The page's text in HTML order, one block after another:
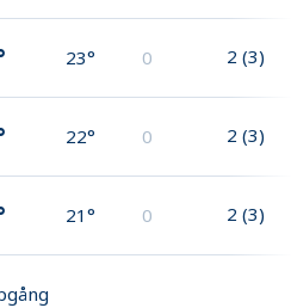
23° 0 2 (3)
22° 0 2 (3)
21° 0 2 (3)